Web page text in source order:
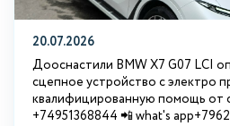
20.07.2026
Дооснастили BMW Х7 G07 LCI
сцепное устройство с электро
квалифицированную помощь от
+74951368844 📲 what's